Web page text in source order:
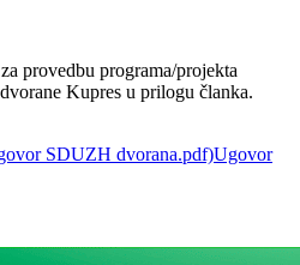
provedbu programa/projekta
Kupres u prilogu članka.
Ugovor